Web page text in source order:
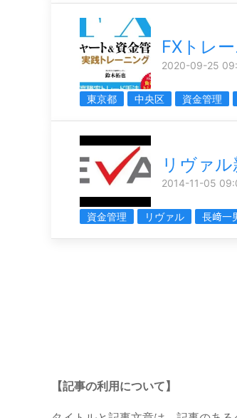
FXトレ
2020-09-25
東京都 中央区 資金管理
リヴァ
2014-11-05
資金管理 リヴァル 長﨑一
【記事の利用について】